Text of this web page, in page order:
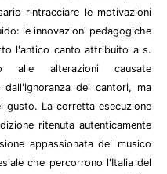
rintracciare le motivazioni
le innovazioni pedagogiche
l'antico canto attribuito a s.
alle alterazioni causate
dall'ignoranza dei cantori, ma
gusto. La corretta esecuzione
ritenuta autenticamente
appassionata del musico
che percorrono l'Italia del